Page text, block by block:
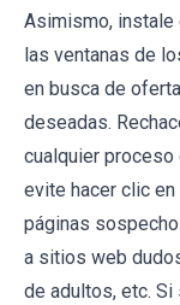
Asimismo, instale
las ventanas de
en busca de
deseadas.
cualquier
evite hacer clic
páginas
a sitios web
de adultos, etc.